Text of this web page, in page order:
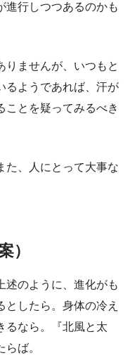
進行しつつあるのかも
りませんが、いつもと
るようであれば、汗が
ことを疑ってみるべき
た、人にとって大事な
）
述のように、進化がも
したら。身体の冷え
るなら。『北風と太
ば。